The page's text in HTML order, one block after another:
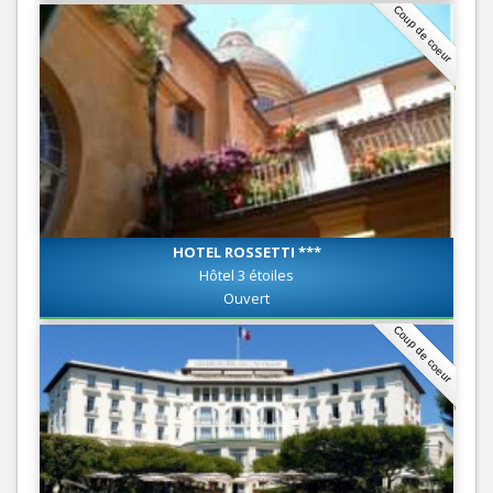
Coup de coeur
HOTEL ROSSETTI ***
Hôtel 3 étoiles
Ouvert
Coup de coeur